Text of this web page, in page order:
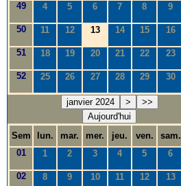
49 4 5 6 7 8 9
50 11 12 13 14 15 16
51 18 19 20 21 22 23
52 25 26 27 28 29 30
janvier 2024 >
>>
Aujourd'hui
Sem
lun. mar. mer. jeu. ven. sam.
01
1 2 3 4 5 6
02 8 9 10 11 12 13